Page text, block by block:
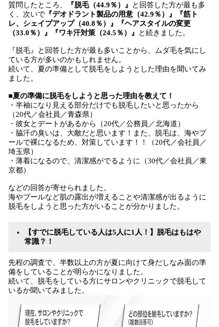
質問したところ、
『脱毛（44.9％）』
と回答した方が最も多
く、次いで 『デオドラント製品の用意（42.9％）』『筋ト
レ、シェイプアップ（40.8％）』『ヘアスタイルの変更
（33.0％）』『ワキ汗対策（24.5％）』
と続きました。
『脱毛』と回答した方が最も多いことから、ムダ毛を気にし
ている方が多いのかもしれません。
続いて、夏の準備として脱毛をしようとした理由を聞いてみ
ました。
■夏の準備に脱毛をしようと思った理由を教えて！
・半袖になり見える部分だけでも脱毛したいと思ったから
（20代／会社員／青森県）
・彼女とデートがあるから（20代／公務員／北海道）
・脇汗の臭いは、大敵だと思います！また、脱毛は、海やプ
ールで裸になるため、対策しています！！（20代／会社員／
埼玉県）
・薄着になるので、清潔感がでるように（30代／会社員／東
京都）
などの回答が寄せられました。
海やプールなど肌の露出が増えることや清潔感が出るように
脱毛をしようと思った方がいることが分かりました。
【すでに脱毛している人は5人に1人！】脱毛はもはや
常識？！
先程の調査で、半数以上の方が夏に向けて身だしなみ面の準
備をしていることが明らかになりました。
続いて、脱毛をしている方にサロンやクリニックで脱毛して
いるか聞いてみました。